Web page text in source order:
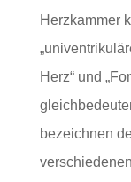
Herzkammer
Herz“ und
bezeichnen